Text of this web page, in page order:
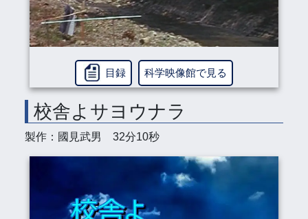
目録 科学映像館で見る
校舎よサヨウナラ
製作：國見武男 32分10秒